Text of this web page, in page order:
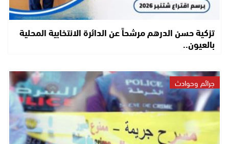
تزكية حسن الدرهم مرشحاً عن الدائرة الانتخابية المحلية
بالعيون..
جرائم وحوادث